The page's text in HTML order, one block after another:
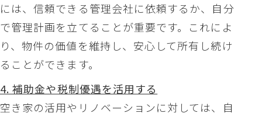
には、信頼できる管理会社に依頼するか、自分
で管理計画を立てることが重要です。これによ
り、物件の価値を維持し、安心して所有し続け
ることができます。
4. 補助金や税制優遇を活用する
空き家の活用やリノベーションに対しては、自